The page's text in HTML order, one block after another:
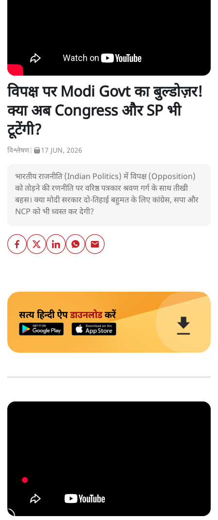
विपक्ष पर Modi Govt का बुल्डोज़र!
क्या अब Congress और SP भी
टूटेंगी?
विश्लेषण| 17 JUN, 2026
भारतीय राजनीति (Indian Politics) में विपक्ष (Opposition)
को तोड़ने की रणनीति पर वरिष्ठ पत्रकार श्रवण गर्ग के साथ तीखी
बहस। क्या मोदी सरकार दो-तिहाई बहुमत के लिए कांग्रेस, सपा और
NCP को भी ध्वस्त कर देगी?
सत्य हिन्दी ऐपडाउनलोडकरें